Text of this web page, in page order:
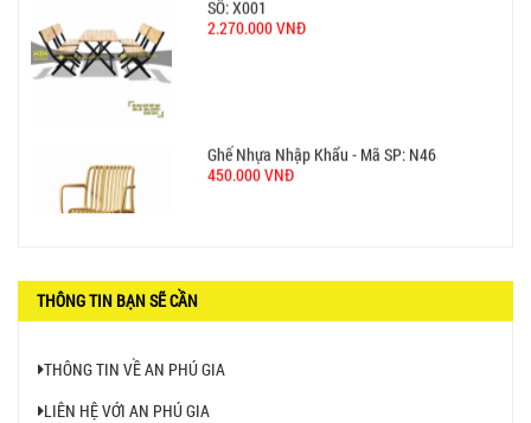
THÔNG TIN BẠN SẼ CẦN
THÔNG TIN VỀ AN PHÚ GIA
LIÊN HỆ VỚI AN PHÚ GIA